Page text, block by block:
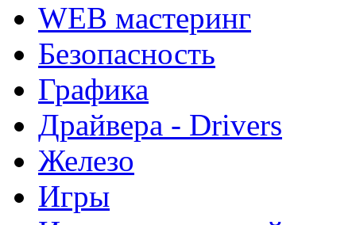
WEB мастеринг
Безопасность
Графика
Драйвера - Drivers
Железо
Игры